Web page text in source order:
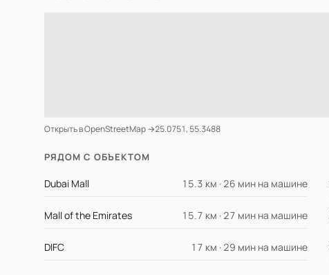
Открыть в OpenStreetMap →25.0751, 55.3488
РЯДОМ С ОБЪЕКТОМ
Dubai Mall 15.3 км · 26 мин на машине
Mall of the Emirates 15.7 км · 27 мин на машине
DIFC 17 км · 29 мин на машине